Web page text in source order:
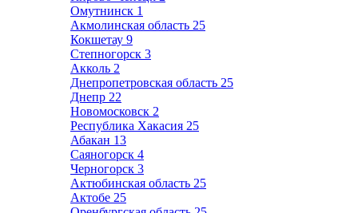
Омутнинск 1
Акмолинская область 25
Кокшетау 9
Степногорск 3
Акколь 2
Днепропетровская область 25
Днепр 22
Новомосковск 2
Республика Хакасия 25
Абакан 13
Саяногорск 4
Черногорск 3
Актюбинская область 25
Актобе 25